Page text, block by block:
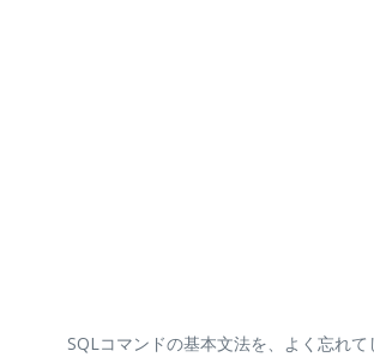
SQLコマンドの基本文法を、よく忘れて